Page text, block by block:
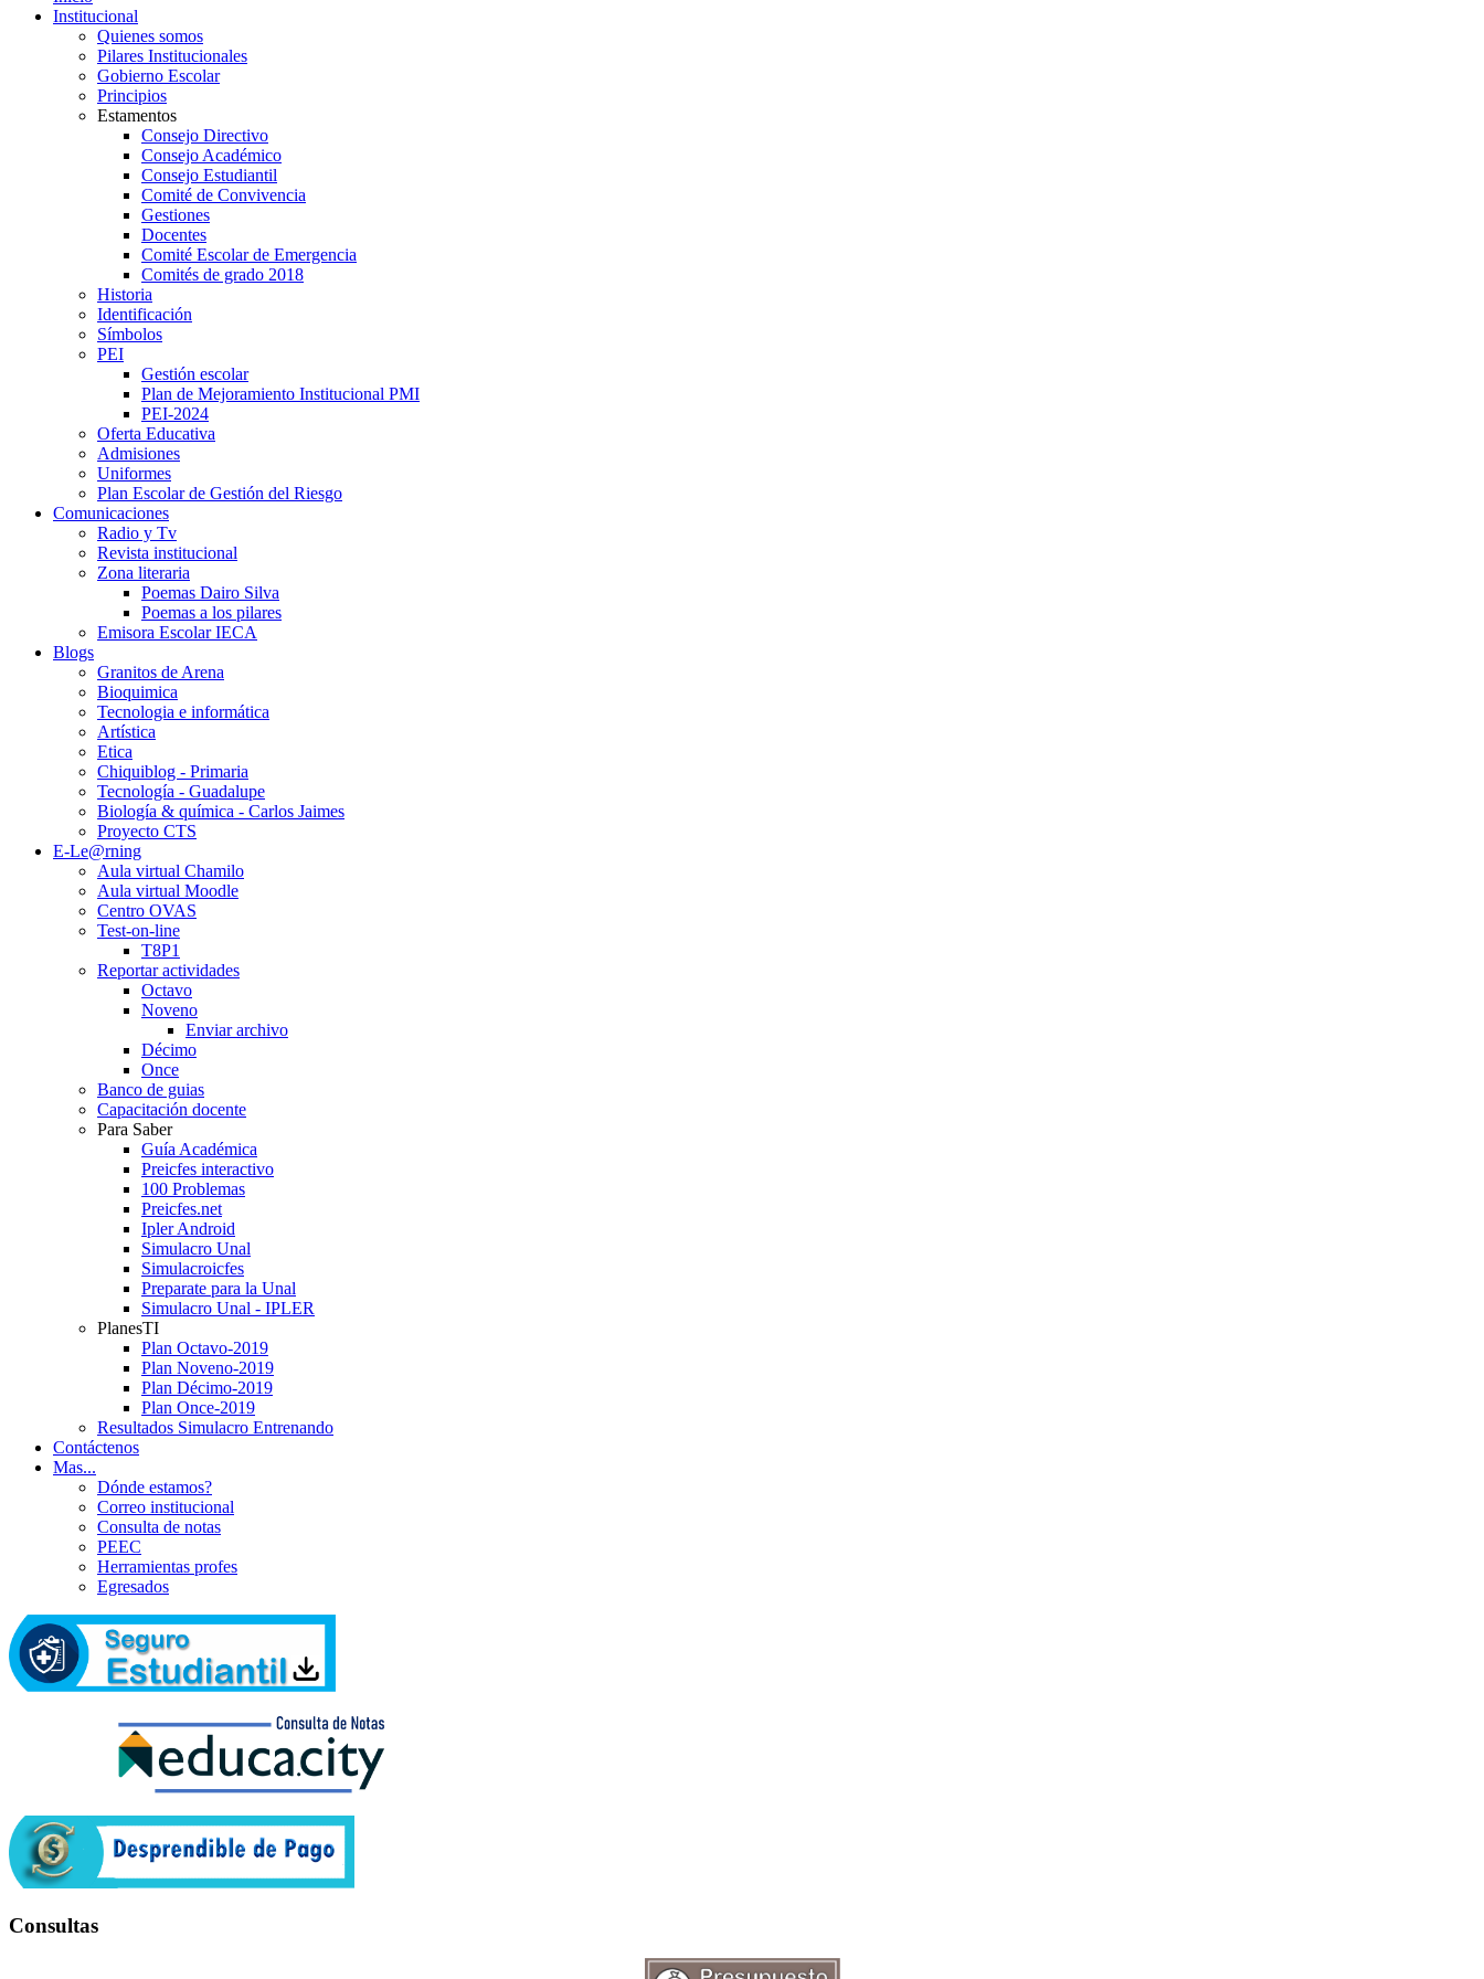
Institucional
Quienes somos
Pilares Institucionales
Gobierno Escolar
Principios
Estamentos
Consejo Directivo
Consejo Académico
Consejo Estudiantil
Comité de Convivencia
Gestiones
Docentes
Comité Escolar de Emergencia
Comités de grado 2018
Historia
Identificación
Símbolos
PEI
Gestión escolar
Plan de Mejoramiento Institucional PMI
PEI-2024
Oferta Educativa
Admisiones
Uniformes
Plan Escolar de Gestión del Riesgo
Comunicaciones
Radio y Tv
Revista institucional
Zona literaria
Poemas Dairo Silva
Poemas a los pilares
Emisora Escolar IECA
Blogs
Granitos de Arena
Bioquimica
Tecnologia e informática
Artística
Etica
Chiquiblog - Primaria
Tecnología - Guadalupe
Biología & química - Carlos Jaimes
Proyecto CTS
E-Le@rning
Aula virtual Chamilo
Aula virtual Moodle
Centro OVAS
Test-on-line
T8P1
Reportar actividades
Octavo
Noveno
Enviar archivo
Décimo
Once
Banco de guias
Capacitación docente
Para Saber
Guía Académica
Preicfes interactivo
100 Problemas
Preicfes.net
Ipler Android
Simulacro Unal
Simulacroicfes
Preparate para la Unal
Simulacro Unal - IPLER
PlanesTI
Plan Octavo-2019
Plan Noveno-2019
Plan Décimo-2019
Plan Once-2019
Resultados Simulacro Entrenando
Contáctenos
Mas...
Dónde estamos?
Correo institucional
Consulta de notas
PEEC
Herramientas profes
Egresados
Consultas